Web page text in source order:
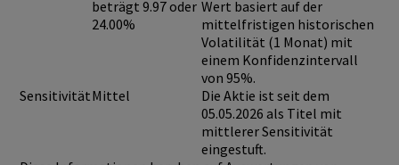
beträgt 9.97 oder
24.00%
Wert basiert auf der
mittelfristigen historischen
Volatilität (1 Monat) mit
einem Konfidenzintervall
von 95%.
SensitivitätMittel
Die Aktie ist seit dem
05.05.2026 als Titel mit
mittlerer Sensitivität
eingestuft.